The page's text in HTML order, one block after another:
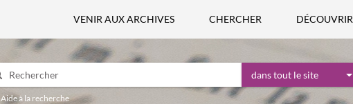
VENIR AUX ARCHIVES CHERCHER DÉCOUVRIR
dans tout le site
Aide à la recherche